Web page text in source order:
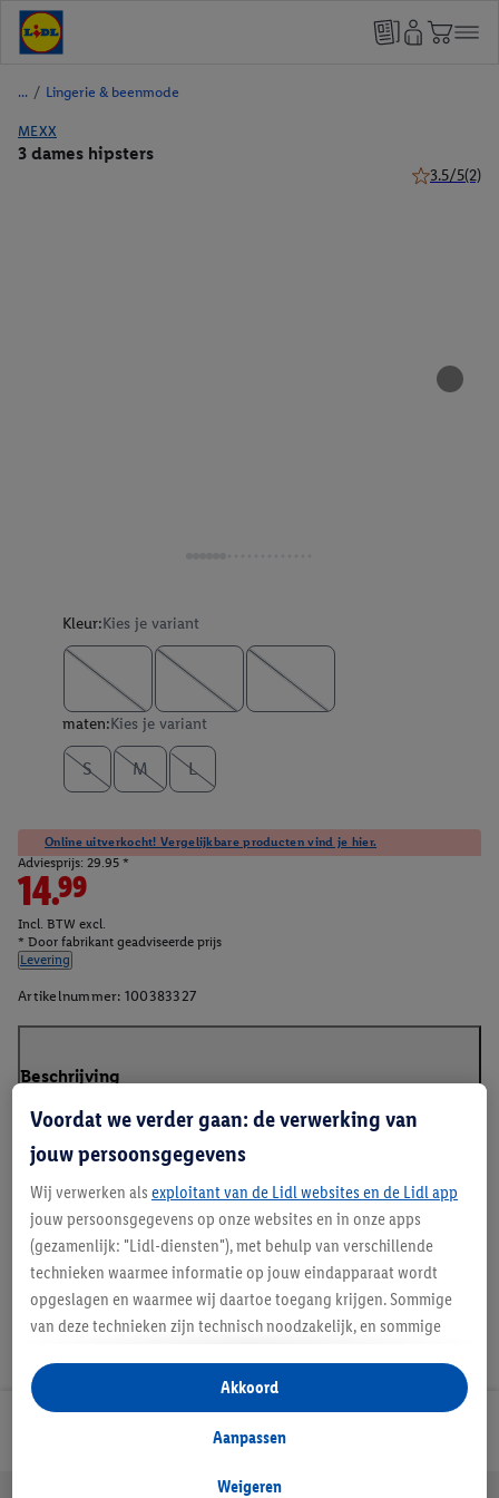
/ Lingerie & beenmode
MEXX
3 dames hipsters
3.5/5(2)
Kleur:Kies je variant
maten:Kies je variant
S M L
Online uitverkocht! Vergelijkbare producten vind je hier.
Adviesprijs: 29.95 *
14.99
Incl. BTW excl.
* Door fabrikant geadviseerde prijs
Levering
Artikelnummer: 100383327
Beschrijving
Details over productveiligheid
Lidl Nieuwsbrief
Voordat we verder gaan: de verwerking van
jouw persoonsgegevens
Wij verwerken als exploitant van de Lidl websites en de Lidl app
jouw persoonsgegevens op onze websites en in onze apps
(gezamenlijk: "Lidl-diensten"), met behulp van verschillende
technieken waarmee informatie op jouw eindapparaat wordt
opgeslagen en waarmee wij daartoe toegang krijgen. Sommige
van deze technieken zijn technisch noodzakelijk, en sommige
opslaan van voorkeursinstellingen, het verzamelen en
analyseren van statistieken of voor het tonen van
gepersonaliseerde reclame binnen en buiten de Lidl-diensten.
gegevens over jouw aankoopgedrag in de winkel ook voor de
Weigeren
Aanpassen
Akkoord